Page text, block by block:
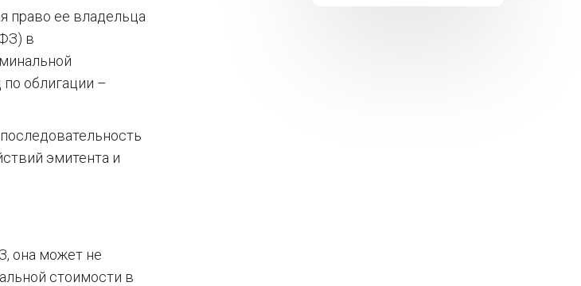
право ее владельца
в
облигации –
эмитента и
она может не
стоимости в